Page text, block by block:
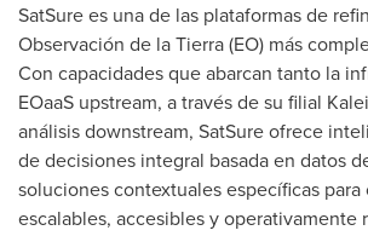
SatSure es una de las plataformas de
Observación de la Tierra (EO) más
Con capacidades que abarcan tanto la
EOaaS upstream, a través de su filial
análisis downstream, SatSure ofrece
de decisiones integral basada en datos
soluciones contextuales específicas para
escalables, accesibles y operativamente